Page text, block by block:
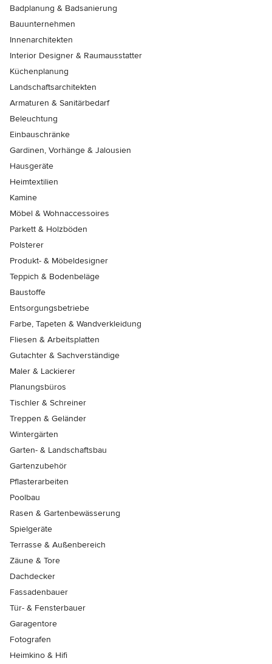
Badplanung & Badsanierung
Bauunternehmen
Innenarchitekten
Interior Designer & Raumausstatter
Küchenplanung
Landschaftsarchitekten
Armaturen & Sanitärbedarf
Beleuchtung
Einbauschränke
Gardinen, Vorhänge & Jalousien
Hausgeräte
Heimtextilien
Kamine
Möbel & Wohnaccessoires
Parkett & Holzböden
Polsterer
Produkt- & Möbeldesigner
Teppich & Bodenbeläge
Baustoffe
Entsorgungsbetriebe
Farbe, Tapeten & Wandverkleidung
Fliesen & Arbeitsplatten
Gutachter & Sachverständige
Maler & Lackierer
Planungsbüros
Tischler & Schreiner
Treppen & Geländer
Wintergärten
Garten- & Landschaftsbau
Gartenzubehör
Pflasterarbeiten
Poolbau
Rasen & Gartenbewässerung
Spielgeräte
Terrasse & Außenbereich
Zäune & Tore
Dachdecker
Fassadenbauer
Tür- & Fensterbauer
Garagentore
Fotografen
Heimkino & Hifi